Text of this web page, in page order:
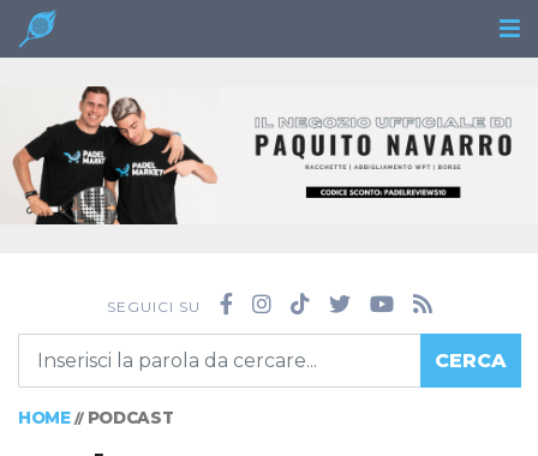
SEGUICI SU
CERCA
HOME// PODCAST